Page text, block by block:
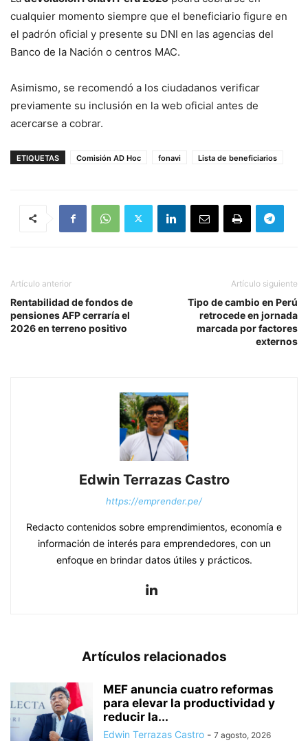
cualquier momento siempre que el beneficiario figure en
el padrón oficial y presente su DNI en las agencias del
Banco de la Nación o centros MAC.
Asimismo, se recomendó a los ciudadanos verificar
previamente su inclusión en la web oficial antes de
acercarse a cobrar.
ETIQUETAS Comisión AD Hoc fonavi Lista de beneficiarios
Artículo anterior
Rentabilidad de fondos de
pensiones AFP cerraría el
2026 en terreno positivo
Artículo siguiente
Tipo de cambio en Perú
retrocede en jornada
marcada por factores
externos
Edwin Terrazas Castro
https://emprender.pe/
Redacto contenidos sobre emprendimientos, economía e
información de interés para emprendedores, con un
enfoque en brindar datos útiles y prácticos.
Artículos relacionados
MEF anuncia cuatro reformas
para elevar la productividad y
reducir la...
Edwin Terrazas Castro - 7 agosto, 2026